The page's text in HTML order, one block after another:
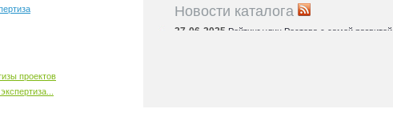
проектов
Новости каталога
27-06-2025 Рейтинг улиц Ростова с самой развитой